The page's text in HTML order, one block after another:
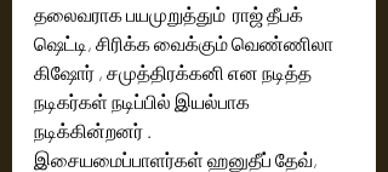
தலைவராக பயமுறுத்தும்  ராஜ் தீபக்
ஷெட்டி, சிரிக்க வைக்கும் வெண்ணிலா
கிஷோர் , சமுத்திரக்கனி என நடித்த
நடிகர்கள் நடிப்பில் இயல்பாக
நடிக்கின்றனர் .
இசையமைப்பாளர்கள் ஹனுதீப் தேவ்,